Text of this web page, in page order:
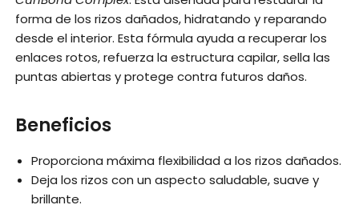
forma de los rizos dañados, hidratando y reparando
desde el interior. Esta fórmula ayuda a recuperar los
enlaces rotos, refuerza la estructura capilar, sella las
puntas abiertas y protege contra futuros daños.
Beneficios
Proporciona máxima flexibilidad a los rizos dañados.
Deja los rizos con un aspecto saludable, suave y
brillante.